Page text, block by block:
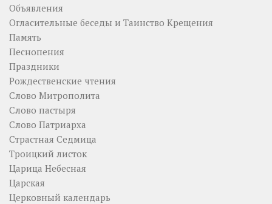
Объявления
Огласительные беседы и Таинство Крещения
Память
Песнопения
Праздники
Рождественские чтения
Слово Митрополита
Слово пастыря
Слово Патриарха
Страстная Седмица
Троицкий листок
Царица Небесная
Царская
Церковный календарь